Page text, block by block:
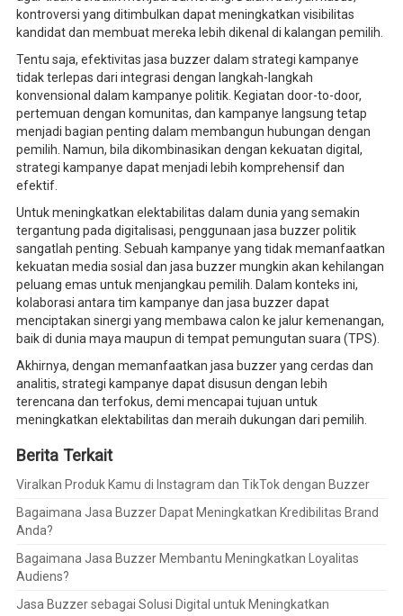
kontroversi yang ditimbulkan dapat meningkatkan visibilitas
kandidat dan membuat mereka lebih dikenal di kalangan pemilih.
Tentu saja, efektivitas jasa buzzer dalam strategi kampanye
tidak terlepas dari integrasi dengan langkah-langkah
konvensional dalam kampanye politik. Kegiatan door-to-door,
pertemuan dengan komunitas, dan kampanye langsung tetap
menjadi bagian penting dalam membangun hubungan dengan
pemilih. Namun, bila dikombinasikan dengan kekuatan digital,
strategi kampanye dapat menjadi lebih komprehensif dan
efektif.
Untuk meningkatkan elektabilitas dalam dunia yang semakin
tergantung pada digitalisasi, penggunaan jasa buzzer politik
sangatlah penting. Sebuah kampanye yang tidak memanfaatkan
kekuatan media sosial dan jasa buzzer mungkin akan kehilangan
peluang emas untuk menjangkau pemilih. Dalam konteks ini,
kolaborasi antara tim kampanye dan jasa buzzer dapat
menciptakan sinergi yang membawa calon ke jalur kemenangan,
baik di dunia maya maupun di tempat pemungutan suara (TPS).
Akhirnya, dengan memanfaatkan jasa buzzer yang cerdas dan
analitis, strategi kampanye dapat disusun dengan lebih
terencana dan terfokus, demi mencapai tujuan untuk
meningkatkan elektabilitas dan meraih dukungan dari pemilih.
Berita Terkait
Viralkan Produk Kamu di Instagram dan TikTok dengan Buzzer
Bagaimana Jasa Buzzer Dapat Meningkatkan Kredibilitas Brand
Anda?
Bagaimana Jasa Buzzer Membantu Meningkatkan Loyalitas
Audiens?
Jasa Buzzer sebagai Solusi Digital untuk Meningkatkan